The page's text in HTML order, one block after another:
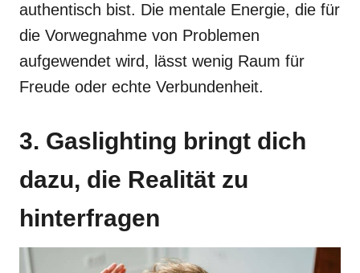
authentisch bist. Die mentale Energie, die für
die Vorwegnahme von Problemen
aufgewendet wird, lässt wenig Raum für
Freude oder echte Verbundenheit.
3. Gaslighting bringt dich
dazu, die Realität zu
hinterfragen